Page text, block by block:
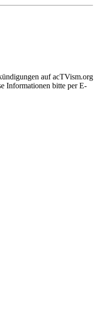
auf acTVism.org
Informationen bitte per E-